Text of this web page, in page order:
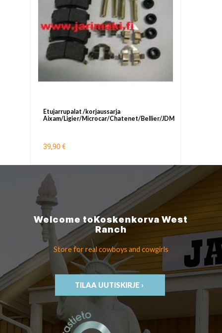
Etujarrupalat /korjaussarja
Aixam/Ligier/Microcar/Chatenet/Bellier/JDM
39,90 €
Welcome toKoskenkorvaWest
Ranch
Store for real cowboys and cowgirls
TILAA UUTISKIRJE ›